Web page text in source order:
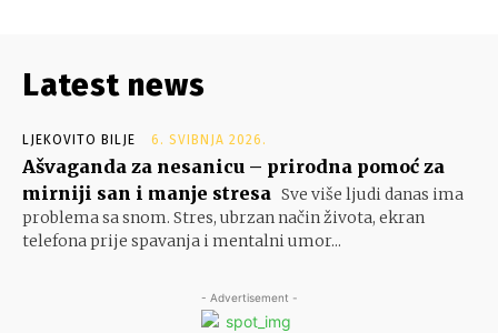
Latest news
LJEKOVITO BILJE 6. SVIBNJA 2026.
Ašvaganda za nesanicu – prirodna pomoć za
mirniji san i manje stresa Sve više ljudi danas ima
problema sa snom. Stres, ubrzan način života, ekran
telefona prije spavanja i mentalni umor...
- Advertisement -